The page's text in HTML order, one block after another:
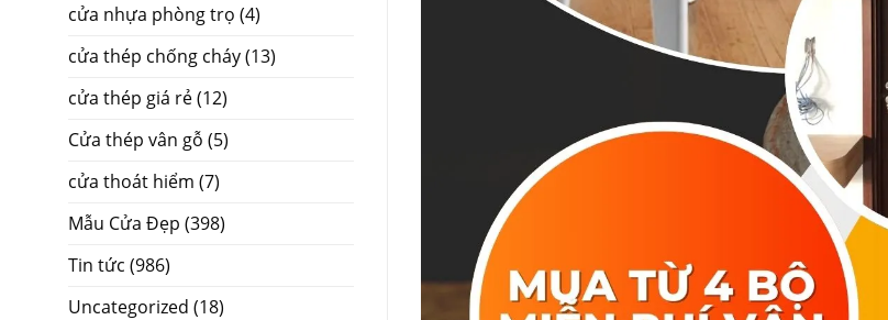
cửa nhựa phòng trọ (4)
cửa thép chống cháy(13)
cửa thép giá rẻ(12)
Cửa thép vân gỗ (5)
cửa thoát hiểm (7)
Mẫu Cửa Đẹp (398)
Tin tức (986)
Uncategorized (18)